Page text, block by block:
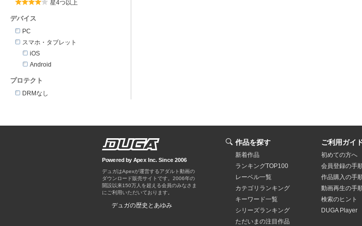
星4つ以上
デバイス
PC
スマホ・タブレット
iOS
Android
プロテクト
DRMなし
Powered by Apex Inc. Since 2006
デュガはApexが運営するアダルト動画の
ダウンロード販売サイトです。
デュガの歴史とあゆみ
作品を探す
新着作品
ランキングTOP100
レーベル一覧
カテゴリランキング
キーワード一覧
シリーズランキング
ただいまの注目作品
ご利用ガイ
初めての方へ
会員登録の手
作品購入の手
動画再生の手
検索のヒント
DUGA Player